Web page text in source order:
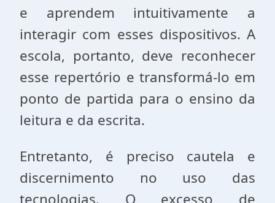
e aprendem intuitivamente a
interagir com esses dispositivos. A
escola, portanto, deve reconhecer
esse repertório e transformá-lo em
ponto de partida para o ensino da
leitura e da escrita.
Entretanto, é preciso cautela e
discernimento no uso das
tecnologias. O excesso de